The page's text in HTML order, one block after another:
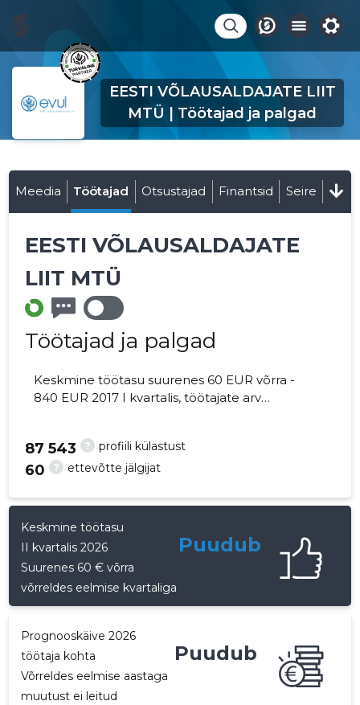
EESTI VÕLAUSALDAJATE LIIT
MTÜ | Töötajad ja palgad
Meedia Töötajad Otsustajad Finantsid Seire
EESTI VÕLAUSALDAJATE
LIIT MTÜ
Töötajad ja palgad
Keskmine töötasu suurenes 60 EUR võrra -
840 EUR 2017 I kvartalis, töötajate arv
? profiili külastust
87 543
? ettevõtte jälgijat
60
Keskmine töötasu
II kvartalis 2026
Puudub
Suurenes 60 € võrra
võrreldes eelmise kvartaliga
Prognooskäive 2026
töötaja kohta
Puudub
Võrreldes eelmise aastaga
muutust ei leitud